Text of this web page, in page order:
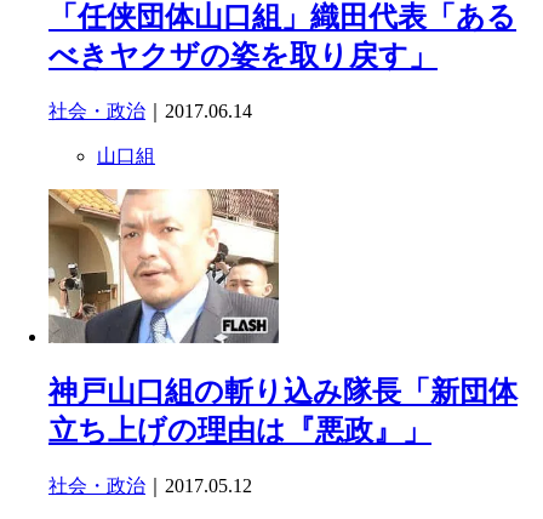
「任侠団体山口組」織田代表「ある
べきヤクザの姿を取り戻す」
社会・政治 ｜2017.06.14
山口組
神戸山口組の斬り込み隊長「新団体
立ち上げの理由は『悪政』」
社会・政治 ｜2017.05.12